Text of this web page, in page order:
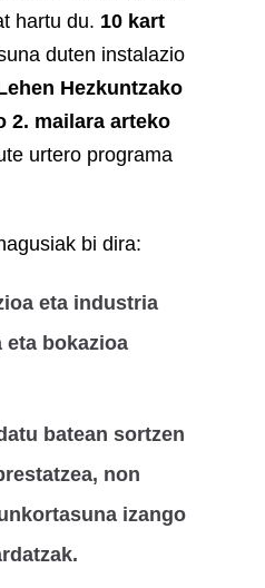
hartu du. 10 kart
duten instalazio
Hezkuntzako
2. mailara arteko
urtero programa
bi dira:
eta industria
eta bokazioa
batean sortzen
non
izango